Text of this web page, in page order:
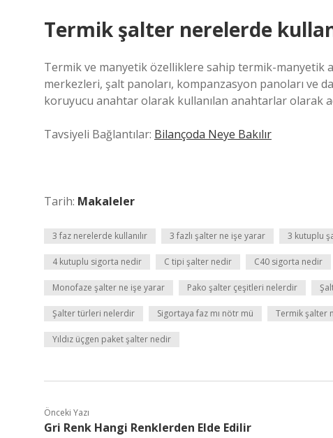
Termik şalter nerelerde
Termik ve manyetik özelliklere sahip termik-
merkezleri, şalt panoları, kompanzasyon panoları ve
koruyucu anahtar olarak kullanılan anahtarlar olarak
Tavsiyeli Bağlantılar: Bilançoda Neye Bakılır
Tarih: Makaleler
3 faz nerelerde kullanılır 3 fazlı şalter ne işe yarar 3 kutuplu
4 kutuplu sigorta nedir C tipi şalter nedir C40 sigorta nedir
Monofaze şalter ne işe yarar Pako şalter çeşitleri nelerdir
Şalter türleri nelerdir Sigortaya faz mı nötr mü Termik şalter
Yıldız üçgen paket şalter nedir
Önceki Yazı
Gri Renk Hangi Renklerden Elde Edilir